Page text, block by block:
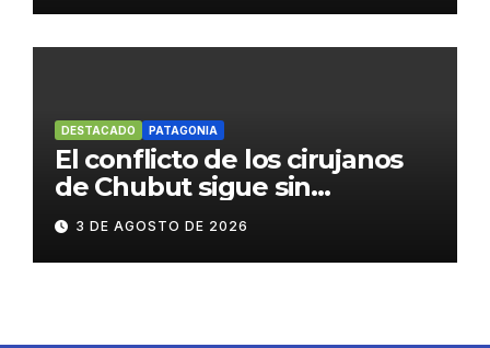
DESTACADO PATAGONIA
El conflicto de los cirujanos
de Chubut sigue sin
resolverse
3 DE AGOSTO DE 2026